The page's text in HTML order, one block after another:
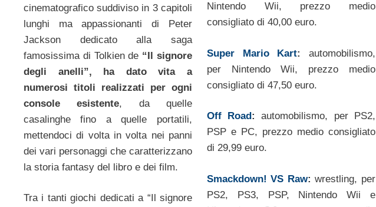
Nintendo Wii, prezzo medio
consigliato di 40,00 euro.
Super Mario Kart:
automobilismo,
per Nintendo Wii, prezzo medio
consigliato di 47,50 euro.
Off Road:
automobilismo, per PS2,
PSP e PC, prezzo medio consigliato
di 29,99 euro.
Smackdown! VS Raw: wrestling, per
PS2, PS3, PSP, Nintendo Wii e
cinematografico suddiviso in 3 capitoli
lunghi ma appassionanti di Peter
Jackson dedicato alla saga
famosissima di Tolkien de “Il signore
degli anelli”, ha dato vita a
numerosi titoli realizzati per ogni
console esistente, da quelle
casalinghe fino a quelle portatili,
mettendoci di volta in volta nei panni
dei vari personaggi che caratterizzano
la storia fantasy del libro e dei film.
Tra i tanti giochi dedicati a “Il signore